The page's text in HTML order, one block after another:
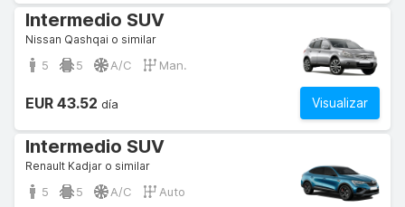
Intermedio SUV
Nissan Qashqai o similar
5 5 A/C Man.
Visualizar
EUR 43.52 día
Intermedio SUV
Renault Kadjar o similar
5 5 A/C Auto